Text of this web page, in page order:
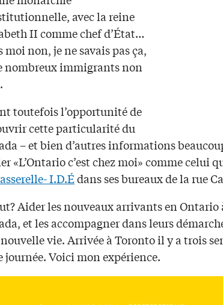
avec la reine
II comme chef d’État…
moi non, je ne savais pas ça,
nombreux immigrants non
toutefois l’opportunité de
cette particularité du
– et bien d’autres informations
«L’Ontario c’est chez moi» comme celui
I.D.Édans ses bureaux de la rue
Aider les nouveaux arrivants en Ontario
et les accompagner dans leurs
vie. Arrivée à Toronto il y a trois
journée. Voici mon expérience.